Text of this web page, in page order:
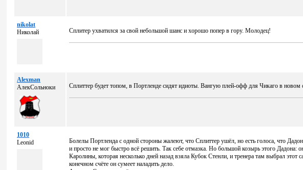
nikolat
Николай
Сплитер ухватился за свой небольшой шанс и хорошо попер в гору. Молодец!
Alexman
АлекСольноки
Сплиттер будет топом, в Портленде сидят идиоты. Вангую плей-офф для Чикаго в новом
1010
Leonid
Болелы Портленда с одной стороны жалеют, что Сплиттер ушёл, но есть голоса, что
и просто не мог быстро всё решить. Так себе отмазка. Но большой козырь этого Дадона:
Каролины, которая несколько дней назад взяла Кубок Стенли, и тренера там выбрал
конечном счёте он сумеет наладить дело.